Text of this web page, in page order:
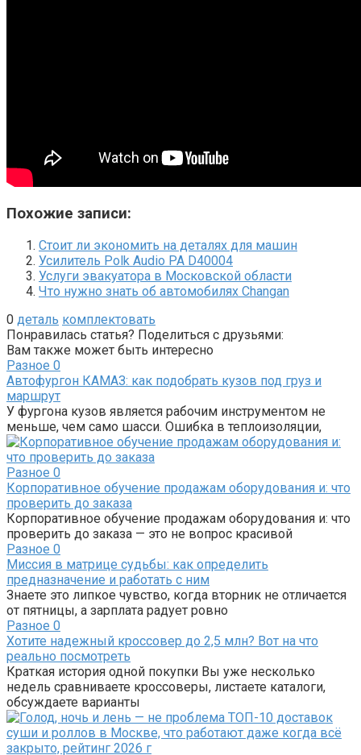
Похожие записи:
Стоит ли экономить на деталях для машин
Усилитель Polk Audio PA D40004
Услуги эвакуатора в Московской области
Что нужно знать об автомобилях Changan
0 деталь комплектовать
Понравилась статья? Поделиться с друзьями:
Вам также может быть интересно
Разное 0
Автофургон КАМАЗ: как подобрать кузов под груз и
маршрут
У фургона кузов является рабочим инструментом не
меньше, чем само шасси. Ошибка в теплоизоляции,
Разное 0
Корпоративное обучение продажам оборудования и: что
проверить до заказа
Корпоративное обучение продажам оборудования и: что
проверить до заказа — это не вопрос красивой
Разное 0
Миссия в матрице судьбы: как определить
предназначение и работать с ним
Знаете это липкое чувство, когда вторник не отличается
от пятницы, а зарплата радует ровно
Разное 0
Хотите надежный кроссовер до 2,5 млн? Вот на что
реально посмотреть
Краткая история одной покупки Вы уже несколько
недель сравниваете кроссоверы, листаете каталоги,
обсуждаете варианты